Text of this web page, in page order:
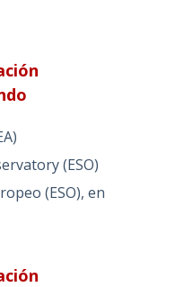
(ESO)
(ESO), en